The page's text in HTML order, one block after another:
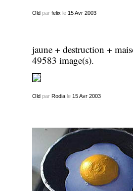
Oldpar felix le 15 Avr 2003
jaune + destruction +
49583 image(s).
Old par Rodiale 15 Avr 2003